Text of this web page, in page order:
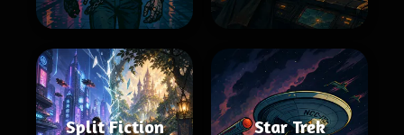
Split Fiction Star Trek